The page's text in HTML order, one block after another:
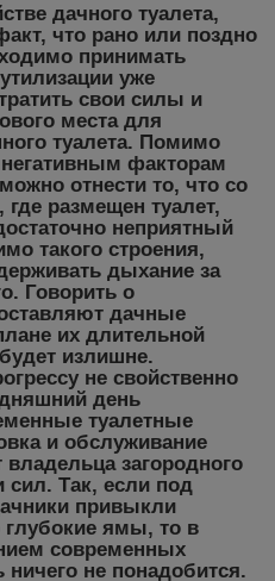
дачного туалета,
что рано или поздно
принимать
уже
свои силы и
места для
туалета. Помимо
факторам
отнести то, что со
размещен туалет,
неприятный
такого строения,
дыхание за
Говорить о
дачные
их длительной
излишне.
не свойственно
день
туалетные
и обслуживание
загородного
сил. Так, если под
привыкли
ямы, то в
современных
не понадобится.